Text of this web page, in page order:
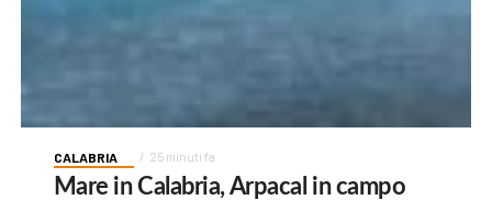
CALABRIA 25 minuti fa
Mare in Calabria, Arpacal in campo